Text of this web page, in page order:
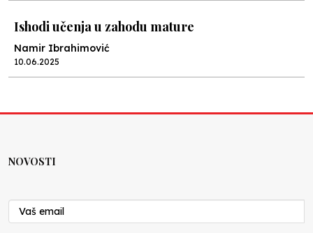
Ishodi učenja u zahodu mature
Namir Ibrahimović
10.06.2025
Nenad Veličković
29.10.2024
NOVOSTI